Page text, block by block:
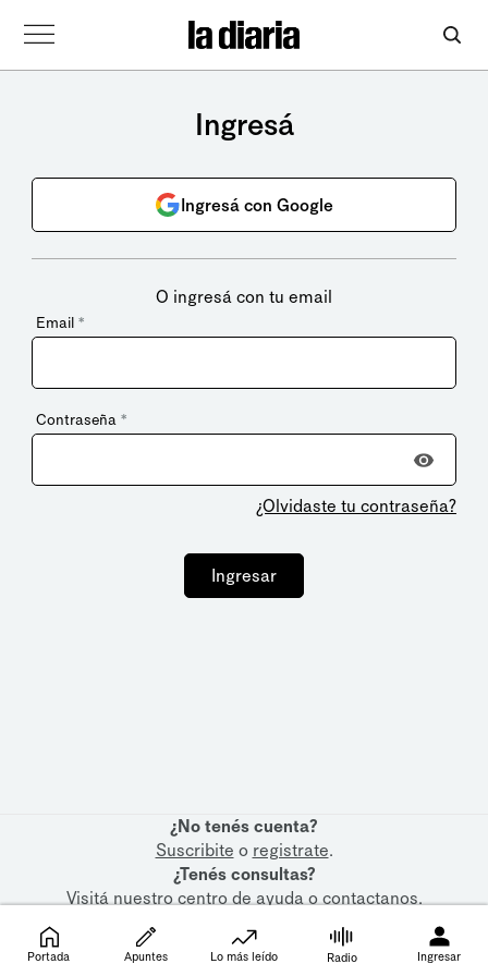
Ingresá
Ingresá con Google
O ingresá con tu email
Email *
Contraseña *
¿Olvidaste tu contraseña?
Ingresar
¿No tenés cuenta?
Suscribite o registrate.
¿Tenés consultas?
Visitá nuestrocentro de ayudaocontactanos.
Portada Apuntes Lo más leído Radio Ingresar